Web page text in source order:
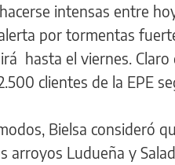
intensas entre
por tormentas
hasta el viernes.
clientes de la EPE
Bielsa consideró
arroyos Ludueña y